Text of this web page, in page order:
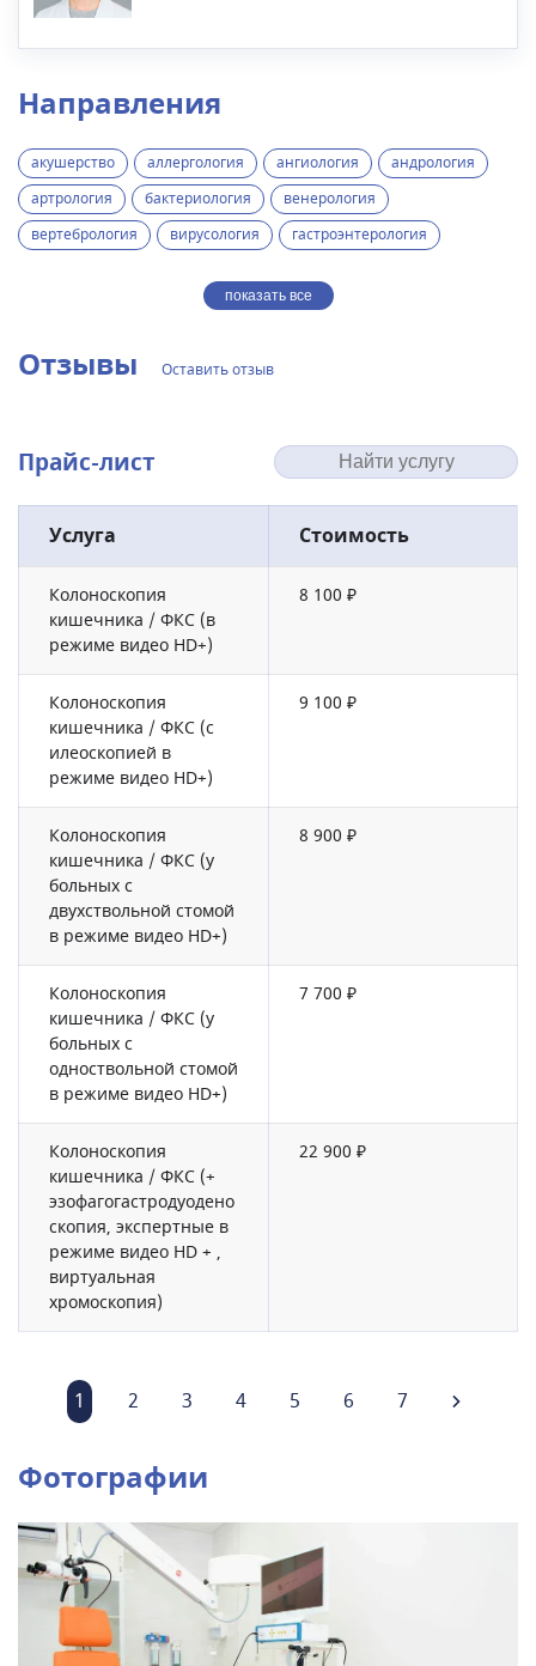
Направления
акушерство аллергология ангиология
андрология
артрология
бактериология
венерология
вертебрология
вирусология гастроэнтерология
показать все
Отзывы Оставить отзыв
Прайс-лист
Услуга Стоимость
Колоноскопия
кишечника / ФКС (в
режиме видео НD+)
8 100 ₽
Колоноскопия
кишечника / ФКС (с
илеоскопией в
режиме видео НD+)
9 100 ₽
Колоноскопия
кишечника / ФКС (у
больных с
двухствольной стомой
в режиме видео НD+)
8 900 ₽
Колоноскопия
кишечника / ФКС (у
больных с
одноствольной стомой
в режиме видео НD+)
7 700 ₽
Колоноскопия
кишечника / ФКС (+
эзофагогастродуодено
скопия, экспертные в
режиме видео НD + ,
виртуальная
хромоскопия)
22 900 ₽
1 2 3 4 5 6 7
Фотографии